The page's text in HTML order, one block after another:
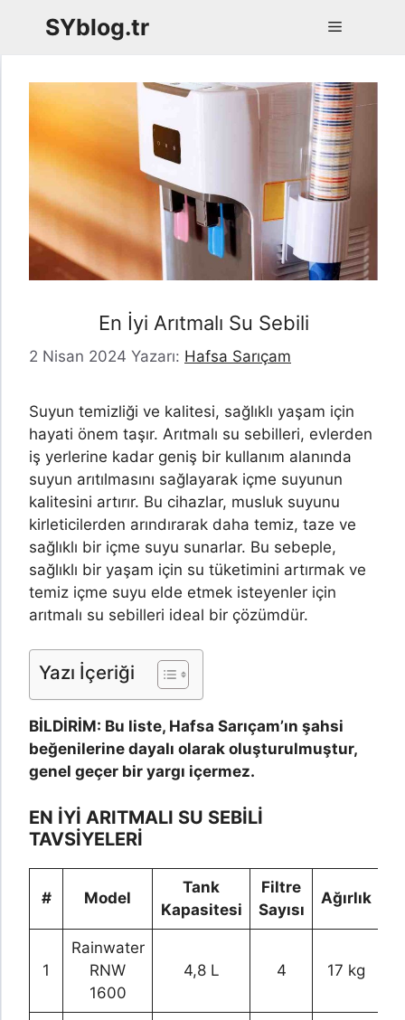
SYblog.tr Menü
En İyi Arıtmalı Su Sebili
2 Nisan 2024 Yazarı: Hafsa Sarıçam
Suyun temizliği ve kalitesi, sağlıklı yaşam için
hayati önem taşır. Arıtmalı su sebilleri, evlerden
iş yerlerine kadar geniş bir kullanım alanında
suyun arıtılmasını sağlayarak içme suyunun
kalitesini artırır. Bu cihazlar, musluk suyunu
kirleticilerden arındırarak daha temiz, taze ve
sağlıklı bir içme suyu sunarlar. Bu sebeple,
sağlıklı bir yaşam için su tüketimini artırmak ve
temiz içme suyu elde etmek isteyenler için
arıtmalı su sebilleri ideal bir çözümdür.
Yazı İçeriği
BİLDİRİM: Bu liste, Hafsa Sarıçam’ın şahsi
beğenilerine dayalı olarak oluşturulmuştur,
genel geçer bir yargı içermez.
EN İYİ ARITMALI SU SEBİLİ
TAVSİYELERİ
# Model
Tank
Kapasitesi
Filtre
Sayısı
Ağırlık
1
Rainwater
RNW
1600
4,8 L 4 17 kg